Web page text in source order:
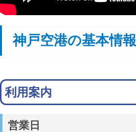
神戸空港の基本情報
利用案内
営業日